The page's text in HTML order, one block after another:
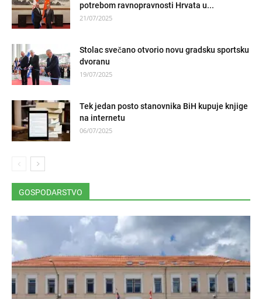
potrebom ravnopravnosti Hrvata u...
21/07/2025
Stolac svečano otvorio novu gradsku sportsku
dvoranu
19/07/2025
Tek jedan posto stanovnika BiH kupuje knjige
na internetu
06/07/2025
GOSPODARSTVO